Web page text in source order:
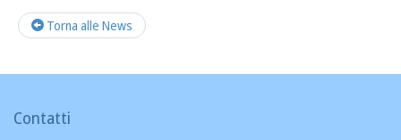
Torna alle News
Contatti